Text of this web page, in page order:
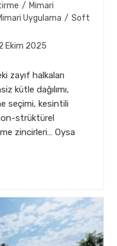
/ Mimari
Uygulama / Soft
Ekim 2025
zayıf halkaları
kütle dağılımı,
seçimi, kesintili
strüktürel
zincirleri… Oysa